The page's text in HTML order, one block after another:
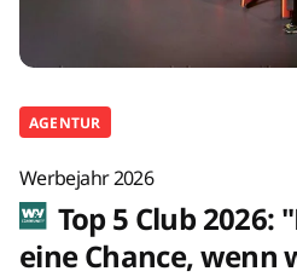
AGENTUR
Werbejahr 2026
Top 5 Club 2026:
eine Chance, wenn